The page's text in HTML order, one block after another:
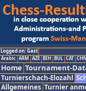
Logged on: Gast
Arabic ARM AZE BIH BUL CAT CHN
Home Tournament-
Turnierschach-Elozahl
Allgemeines Turnier